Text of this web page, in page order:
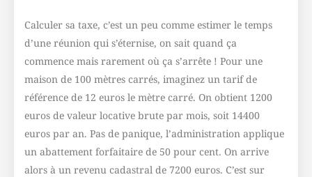
Calculer sa taxe, c’est un peu comme estimer le temps
d’une réunion qui s’éternise, on sait quand ça
commence mais rarement où ça s’arrête ! Pour une
maison de 100 mètres carrés, imaginez un tarif de
référence de 12 euros le mètre carré. On obtient 1200
euros de valeur locative brute par mois, soit 14400
euros par an. Pas de panique, l’administration applique
un abattement forfaitaire de 50 pour cent. On arrive
alors à un revenu cadastral de 7200 euros. C’est sur